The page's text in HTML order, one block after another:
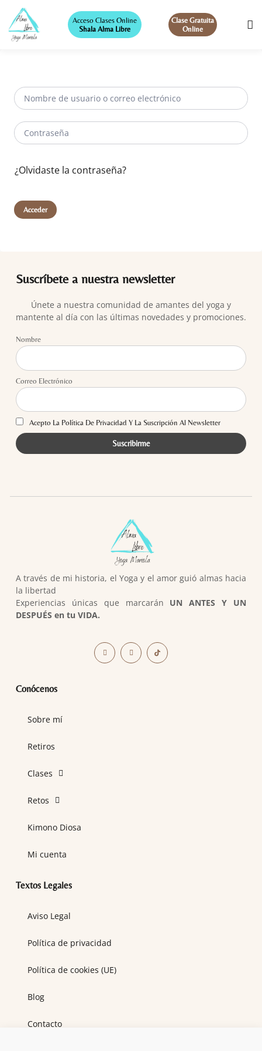
Acceso Clases Online
Shala Alma Libre
Clase Gratuita
Online
¿Olvidaste la contraseña?
Acceder
Suscríbete a nuestra newsletter
Únete a nuestra comunidad de amantes del yoga y
mantente al día con las últimas novedades y promociones.
Nombre
Correo Electrónico
Acepto La Política De Privacidad Y La Suscripción Al Newsletter
A través de mi historia, el Yoga y el amor guió almas hacia
la libertad
Experiencias únicas que marcarán UN ANTES Y UN
DESPUÉS en tu VIDA.
Conócenos
Sobre mí
Retiros
Clases
Retos
Kimono Diosa
Mi cuenta
Textos Legales
Aviso Legal
Política de privacidad
Política de cookies (UE)
Blog
Contacto